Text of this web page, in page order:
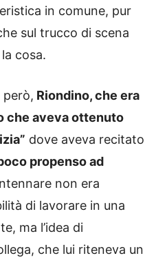
in comune, pur
sul trucco di scena
cosa.
però, Riondino, che era
che aveva ottenuto
dove aveva recitato
propenso ad
non era
di lavorare in una
ma l’idea di
che lui riteneva un